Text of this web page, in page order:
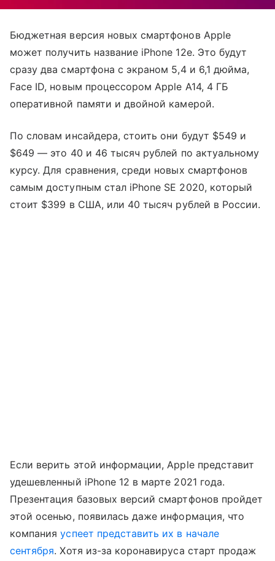
Бюджетная версия новых смартфонов Apple
может получить название iPhone 12e. Это будут
сразу два смартфона с экраном 5,4 и 6,1 дюйма,
Face ID, новым процессором Apple A14, 4 ГБ
оперативной памяти и двойной камерой.
По словам инсайдера, стоить они будут $549 и
$649 — это 40 и 46 тысяч рублей по актуальному
курсу. Для сравнения, среди новых смартфонов
самым доступным стал iPhone SE 2020, который
стоит $399 в США, или 40 тысяч рублей в России.
Если верить этой информации, Apple представит
удешевленный iPhone 12 в марте 2021 года.
Презентация базовых версий смартфонов пройдет
этой осенью, появилась даже информация, что
компанияуспеет представить их в начале
сентября. Хотя из-за коронавируса старт продаж